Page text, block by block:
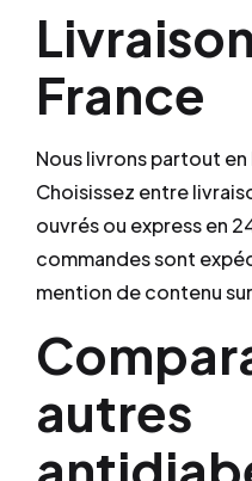
France
Nous livrons partout
Choisissez entre
ouvrés ou express en
commandes sont
mention de contenu
autres